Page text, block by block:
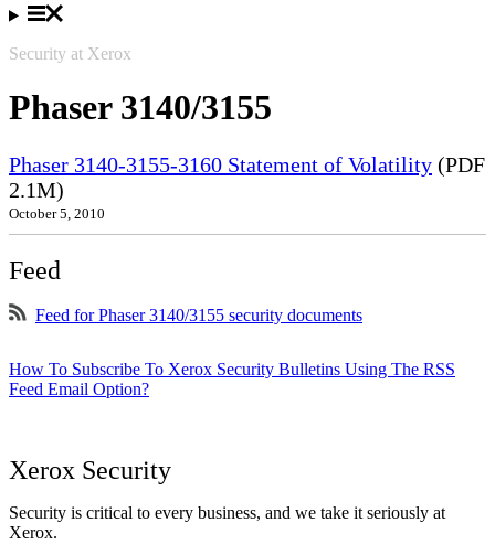
Security at Xerox
Phaser 3140/3155
Phaser 3140-3155-3160 Statement of Volatility (PDF
2.1M)
October 5, 2010
Feed
Feed for Phaser 3140/3155 security documents
How To Subscribe To Xerox Security Bulletins Using The RSS
Feed Email Option?
Xerox Security
Security is critical to every business, and we take it seriously at
Xerox.